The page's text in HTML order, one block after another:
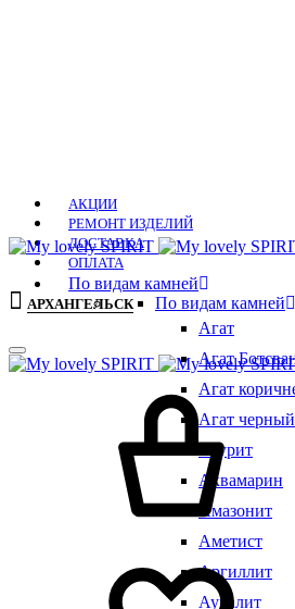
АКЦИИ
РЕМОНТ ИЗДЕЛИЙ
ДОСТАВКА
ОПЛАТА
АРХАНГЕЛЬСК
По видам камней
По видам камней
Агат
Агат
Агат
Агат черный
Азурит
Аквамарин
Амазонит
Аметист
Аргиллит
Ауралит